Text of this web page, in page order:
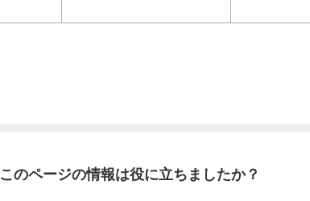
このページの情報は役に立ちましたか？